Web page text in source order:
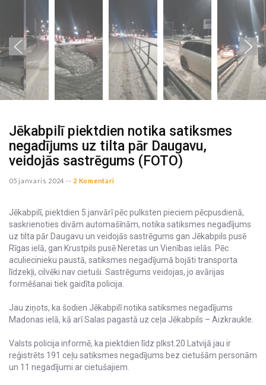
Jēkabpilī piektdien notika satiksmes
negadījums uz tilta pār Daugavu,
veidojās sastrēgums (FOTO)
05 janvaris 2024 -- 2 Komentāri
Jēkabpilī, piektdien 5.janvārī pēc pulksten pieciem pēcpusdienā,
saskrienoties divām automašīnām, notika satiksmes negadījums
uz tilta pār Daugavu un veidojās sastrēgums gan Jēkabpils pusē
Rīgas ielā, gan Krustpils pusē Neretas un Vienības ielās. Pēc
aculiecinieku paustā, satiksmes negadījumā bojāti transporta
līdzekļi, cilvēki nav cietuši. Sastrēgums veidojas, jo avārijas
formēšanai tiek gaidīta policija.
Jau ziņots, ka šodien Jēkabpilī notika satiksmes negadījums
Madonas ielā, kā arī Salas pagastā uz ceļa Jēkabpils – Aizkraukle.
Valsts policija informē, ka piektdien līdz plkst.20 Latvijā jau ir
reģistrēts 191 ceļu satiksmes negadījums bez cietušām personām
un 11 negadījumi ar cietušajiem.